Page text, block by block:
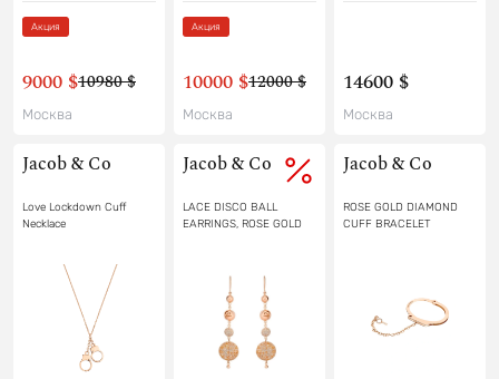
Акция
9000 $10980 $
Москва
Акция
10000 $12000 $
Москва
14600 $
Москва
Jacob & Co
Love Lockdown Cuff
Necklace
Jacob & Co
LACE DISCO BALL
EARRINGS, ROSE GOLD
Jacob & Co
ROSE GOLD DIAMOND
CUFF BRACELET